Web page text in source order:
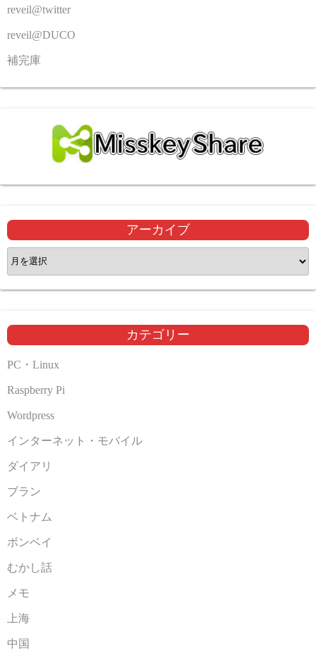
reveil@twitter
reveil@DUCO
補完庫
アーカイブ
ア
ー
カ
ブ
カテゴリー
PC・Linux
Raspberry Pi
Wordpress
インターネット・モバイル
ダイアリ
ブラン
ベトナム
ボンベイ
むかし話
メモ
上海
中国